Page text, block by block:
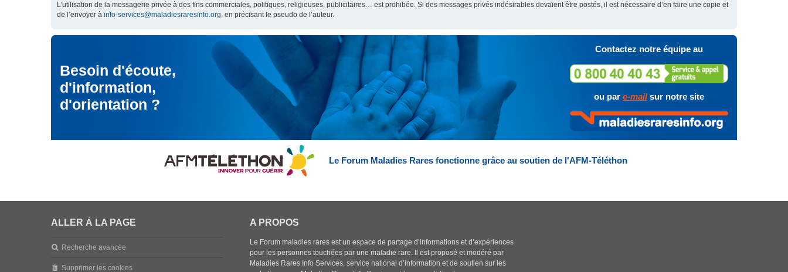
L’utilisation de la messagerie privée à des fins commerciales, politiques, religieuses, publicitaires… est prohibée. Si des messages privés indésirables devaient être postés, il est nécessaire d’en faire une copie et
de l’envoyer à info-services@maladiesraresinfo.org, en précisant le pseudo de l’auteur.
Besoin d'écoute,
d'information,
d'orientation ?
Contactez notre équipe au
ou par e-mailsur notre site
Le Forum Maladies Rares fonctionne grâce au soutien de l'AFM-Téléthon
ALLER À LA PAGE
Recherche avancée
Supprimer les cookies
A PROPOS
Le Forum maladies rares est un espace de partage d’informations et d’expériences
pour les personnes touchées par une maladie rare. Il est proposé et modéré par
Maladies Rares Info Services, service national d’information et de soutien sur les